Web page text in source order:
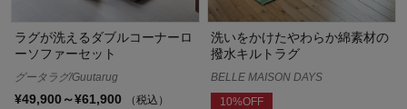
ラグが洗えるダブルコーナーロ
ーソファーセット
グータラグ/Guutarug
¥49,900～¥61,900
（税込）
洗いをかけたやわらか綿素材の
撥水キルトラグ
BELLE MAISON DAYS
10%OFF